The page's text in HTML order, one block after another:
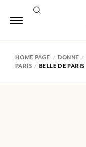
HOME PAGE DONNE
PARIS
BELLE DE PARIS